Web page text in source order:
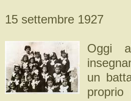
15 settembre 1927
Oggi
un